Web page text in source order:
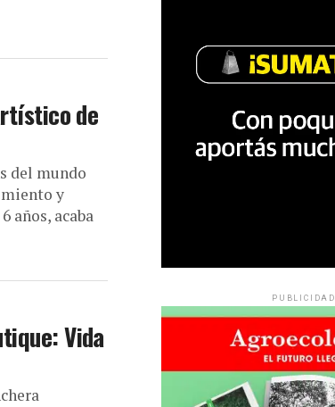
de
del mundo
y
años, acaba
Vida
PUBLICIDAD